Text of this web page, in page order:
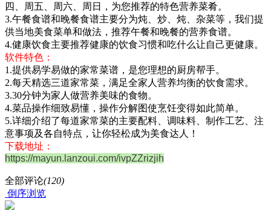
四、周五、周六、周日，为您推荐的特色营养菜肴。
3.午餐食谱和晚餐食谱主要分为炖、炒、炖、杂菜等，我们提
供当地美食菜单和做法，推荐午餐和晚餐的营养食谱。
4.健康饮食主要推荐健康的饮食习惯和吃什么让自己更健康。
软件特色：
1.提供易学易做的家常菜谱，是您理想的厨房帮手。
2.每天精选三道家常菜，满足全家人营养均衡的饮食需求。
3.30分钟为家人做营养美味的食物。
4.菜品操作细致易懂，操作分解图使烹饪变得如此简单。
5.详细介绍了每道家常菜的主要配料、调味料、制作工艺、注
意事项及各自特点，让你轻松成为美食达人！
下载地址：
https://mayun.lanzoui.com/ivpZZrizjih
全部评论(120)
倒序浏览